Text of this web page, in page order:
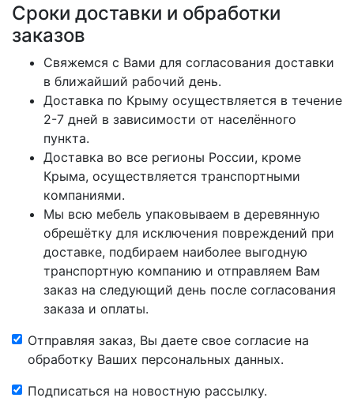
Сроки доставки и обработки
заказов
Свяжемся с Вами для согласования доставки
в ближайший рабочий день.
Доставка по Крыму осуществляется в течение
2-7 дней в зависимости от населённого
пункта.
Доставка во все регионы России, кроме
Крыма, осуществляется транспортными
компаниями.
Мы всю мебель упаковываем в деревянную
обрешётку для исключения повреждений при
доставке, подбираем наиболее выгодную
транспортную компанию и отправляем Вам
заказ на следующий день после согласования
заказа и оплаты.
Отправляя заказ, Вы даете свое согласие на
обработку Ваших персональных данных.
Подписаться на новостную рассылку.